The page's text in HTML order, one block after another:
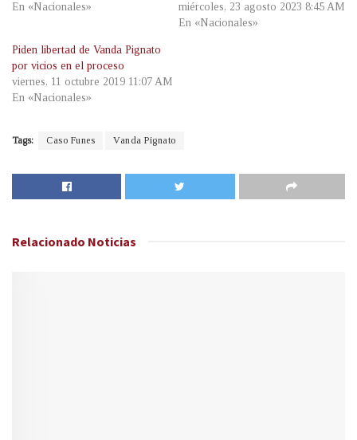
En «Nacionales»
miércoles, 23 agosto 2023 8:45 AM
En «Nacionales»
Piden libertad de Vanda Pignato
por vicios en el proceso
viernes, 11 octubre 2019 11:07 AM
En «Nacionales»
Tags: Caso Funes Vanda Pignato
Relacionado Noticias